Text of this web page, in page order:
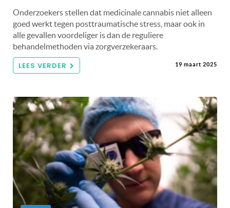
Onderzoekers stellen dat medicinale cannabis niet alleen
goed werkt tegen posttraumatische stress, maar ook in
alle gevallen voordeliger is dan de reguliere
behandelmethoden via zorgverzekeraars.
LEES VERDER 19 maart 2025